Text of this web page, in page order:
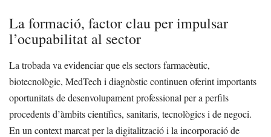
La formació, factor clau per impulsar
l’ocupabilitat al sector
La trobada va evidenciar que els sectors farmacèutic,
biotecnològic, MedTech i diagnòstic continuen oferint importants
oportunitats de desenvolupament professional per a perfils
procedents d’àmbits científics, sanitaris, tecnològics i de negoci.
En un context marcat per la digitalització i la incorporació de